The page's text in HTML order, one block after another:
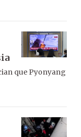
que Pyonyang